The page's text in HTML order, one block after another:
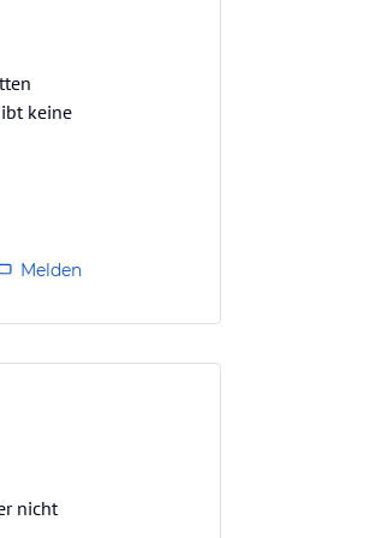
keine
Melden
nicht